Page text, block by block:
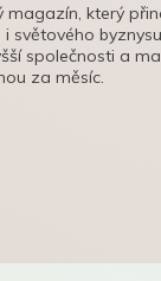
magazín, který
světového
společnosti a
za měsíc.